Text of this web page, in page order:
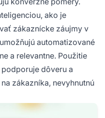
ako je
zákaznícke záujmy v
automatizované
a relevantne. Použitie
dôveru a
zákazníka, nevyhnutnú